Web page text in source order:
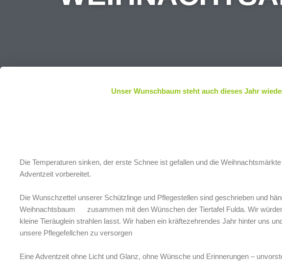
Unser Wunschbaum steht auch dieses Jahr
Die Temperaturen sinken, der erste Schnee ist gefallen und die
Adventzeit vorbereitet.
Die Wunschzettel unserer Schützlinge und Pflegestellen sind geschrieben und
Weihnachtsbaum
zusammen mit den Wünschen der Tiertafel Fulda. Wir
kleine Tieräuglein strahlen lasst. Wir haben ein kräftezehrendes Jahr hinter uns
unsere Pflegefellchen zu versorgen
Eine Adventzeit ohne Licht und Glanz, ohne Wünsche und Erinnerungen –